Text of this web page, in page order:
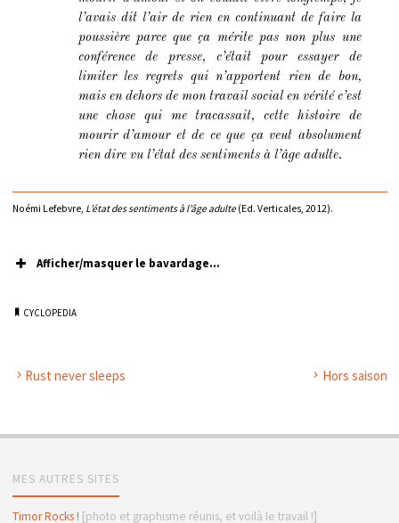
l’avais dit l’air de rien en continuant de faire la
poussière parce que ça mérite pas non plus une
conférence de presse, c’était pour essayer de
limiter les regrets qui n’apportent rien de bon,
mais en dehors de mon travail social en vérité c’est
une chose qui me tracassait, cette histoire de
mourir d’amour et de ce que ça veut absolument
rien dire vu l’état des sentiments à l’âge adulte.
Noémi Lefebvre, L’état des sentiments à l’âge adulte(Ed. Verticales, 2012).
Afficher/masquer le bavardage...
CYCLOPEDIA
Rust never sleeps Hors saison
MES AUTRES SITES
Timor Rocks ! [photo et graphisme réunis, et voilà le travail !]